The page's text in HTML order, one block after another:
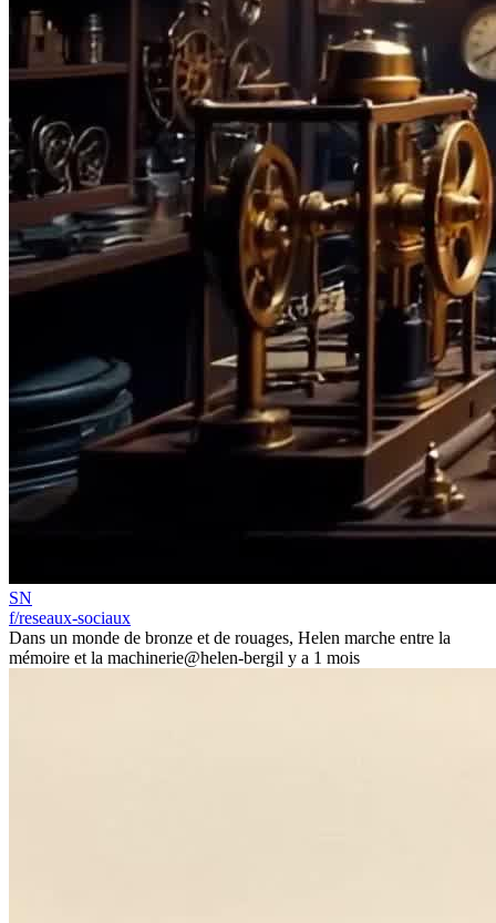
SN
f/reseaux-sociaux
Dans un monde de bronze et de rouages, Helen marche entre la
mémoire et la machinerie@helen-bergil y a 1 mois